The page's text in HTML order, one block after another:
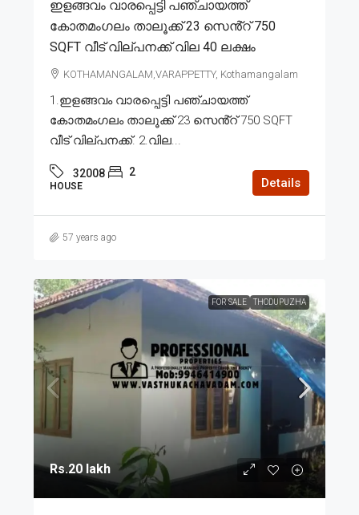
ഇളങ്ങവം വാരപ്പെട്ടി പഞ്ചായത്ത്
കോതമംഗലം താലൂക്ക് 23 സെൻ്റ് 750
SQFT വീട് വില്പനക്ക് വില 40 ലക്ഷം
KOTHAMANGALAM,VARAPPETTY, Kothamangalam
1.ഇളങ്ങവം വാരപ്പെട്ടി പഞ്ചായത്ത്
കോതമംഗലം താലൂക്ക് 23 സെൻ്റ് 750 SQFT
വീട് വില്പനക്ക്. 2.വില...
32008 2
HOUSE Details
57 years ago
FOR SALE THODUPUZHA
Rs.20 lakh